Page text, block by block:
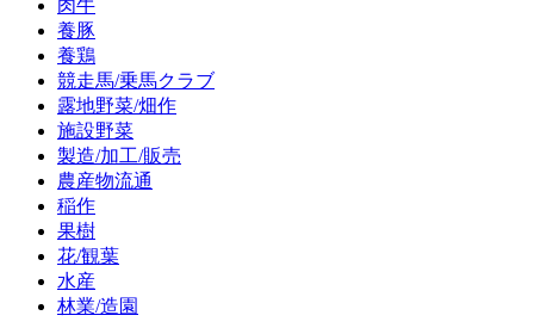
肉牛
養豚
養鶏
競走馬/乗馬クラブ
露地野菜/畑作
施設野菜
製造/加工/販売
農産物流通
稲作
果樹
花/観葉
水産
林業/造園